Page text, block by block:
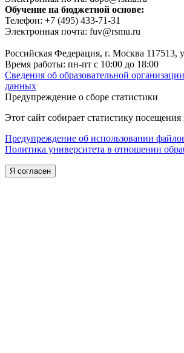
Обучение на бюджетной основе:
Телефон: +7 (495) 433-71-31
Электронная почта: fuv@rsmu.ru
Российская Федерация, г. Москва 117513,
Время работы: пн-пт с 10:00 до 18:00
Сведения об образовательной организации
данных
Предупреждение о сборе статистики
Этот сайт собирает статистику
Предупреждение об использовании
Политика университета в отношении
Я согласен